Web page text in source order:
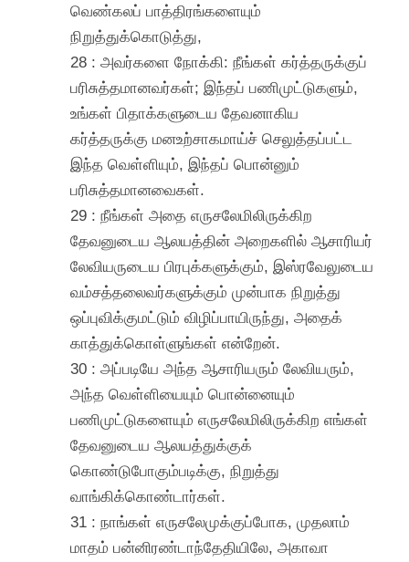
வெண்கலப் பாத்திரங்களையும்
நிறுத்துக்கொடுத்து,
28 : அவர்களை நோக்கி: நீங்கள் கர்த்தருக்குப்
பரிசுத்தமானவர்கள்; இந்தப் பணிமுட்டுகளும்,
உங்கள் பிதாக்களுடைய தேவனாகிய
கர்த்தருக்கு மனஉற்சாகமாய்ச் செலுத்தப்பட்ட
இந்த வெள்ளியும், இந்தப் பொன்னும்
பரிசுத்தமானவைகள்.
29 : நீங்கள் அதை எருசலேமிலிருக்கிற
தேவனுடைய ஆலயத்தின் அறைகளில் ஆசாரியர்
லேவியருடைய பிரபுக்களுக்கும், இஸ்ரவேலுடைய
வம்சத்தலைவர்களுக்கும் முன்பாக நிறுத்து
ஒப்புவிக்குமட்டும் விழிப்பாயிருந்து, அதைக்
காத்துக்கொள்ளுங்கள் என்றேன்.
30 : அப்படியே அந்த ஆசாரியரும் லேவியரும்,
அந்த வெள்ளியையும் பொன்னையும்
பணிமுட்டுகளையும் எருசலேமிலிருக்கிற எங்கள்
தேவனுடைய ஆலயத்துக்குக்
கொண்டுபோகும்படிக்கு, நிறுத்து
வாங்கிக்கொண்டார்கள்.
31 : நாங்கள் எருசலேமுக்குப்போக, முதலாம்
மாதம் பன்னிரண்டாந்தேதியிலே, அகாவா